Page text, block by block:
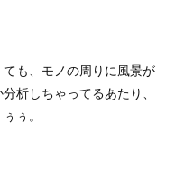
も、モノの周りに風景が
析しちゃってるあたり、
ぅ。